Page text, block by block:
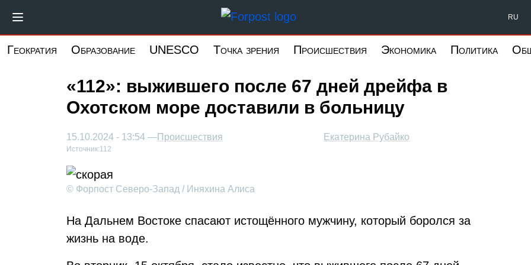
основному
Форпост Северо-Запад RU
Геократия Образование UNESCO Точка зрения Происшествия Экономика Политика
«112»: выжившего после 67 дней дрейфа в
Охотском море доставили в больницу
Екатерина Рубайко
15.10.2024 - 13:54 —Происшествия
Источник:112
© Форпост Северо-Запад / Иняхина Алиса
На Дальнем Востоке спасают истощённого мужчину, который боролся за
жизнь на воде.